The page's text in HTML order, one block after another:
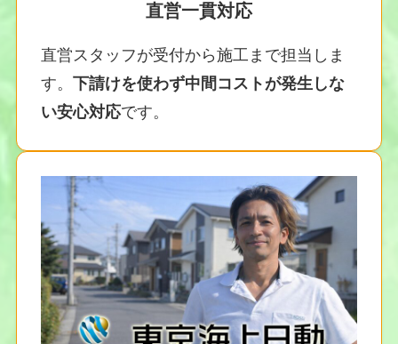
直営一貫対応
直営スタッフが受付から施工まで担当しま
す。 下請けを使わず中間コストが発生しな
い安心対応です。